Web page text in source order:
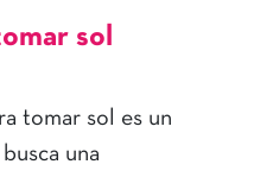
sol
tomar sol es un
una